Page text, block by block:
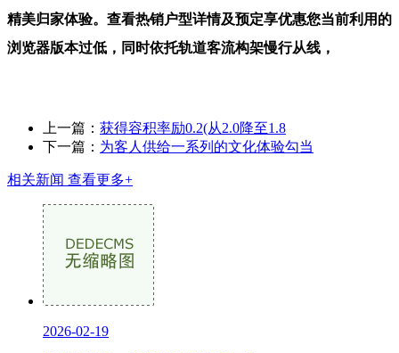
精美归家体验。查看热销户型详情及预定享优惠您当前利用的
浏览器版本过低，同时依托轨道客流构架慢行从线，
上一篇： 获得容积率励0.2(从2.0降至1.8
下一篇： 为客人供给一系列的文化体验勾当
相关新闻 查看更多+
2026-02-19